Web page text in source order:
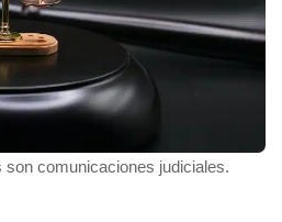
comunicaciones judiciales.